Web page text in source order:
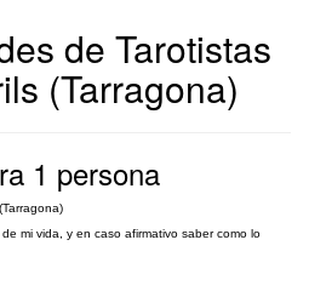
de Tarotistas
(Tarragona)
1 persona
mi vida, y en caso afirmativo saber como lo